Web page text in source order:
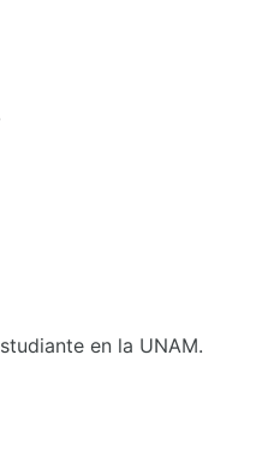
en la UNAM.